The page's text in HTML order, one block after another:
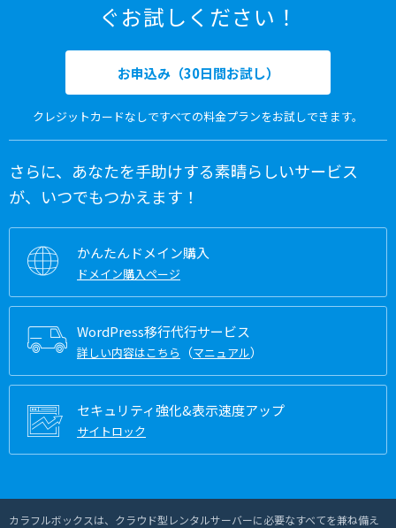
ぐお試しください！
お申込み（30日間お試し）
クレジットカードなしですべての料金プランをお試しできます。
さらに、あなたを手助けする素晴らしいサービス
が、いつでもつかえます！
かんたんドメイン購入
ドメイン購入ページ
WordPress移行代行サービス
詳しい内容はこちら （マニュアル）
セキュリティ強化&表示速度アップ
サイトロック
カラフルボックスは、クラウド型レンタルサーバーに必要なすべてを兼ね備え